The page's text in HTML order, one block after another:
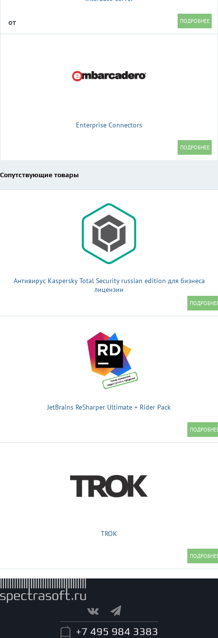
от
Enterprise Connectors
Сопутствующие товары
Антивирус Kaspersky Total Security russian edition для бизнеса
лицензии
JetBrains ReSharper Ultimate + Rider Pack
TROK
+7 495 984 3383